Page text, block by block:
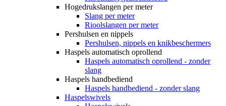
Hogedrukslangen per meter
Slang per meter
Rioolslangen per meter
Pershulsen en nippels
Pershulsen, nippels en knikbeschermers
Haspels automatisch oprollend
Haspels automatisch oprollend - zonder
slang
Haspels handbediend
Haspels handbediend - zonder slang
Haspelswivels